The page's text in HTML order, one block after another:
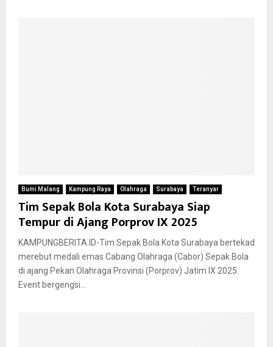
Bumi Malang Kampung Raya Olahraga Surabaya Teranyar
Tim Sepak Bola Kota Surabaya Siap
Tempur di Ajang Porprov IX 2025
KAMPUNGBERITA.ID-Tim Sepak Bola Kota Surabaya bertekad
merebut medali emas Cabang Olahraga (Cabor) Sepak Bola
di ajang Pekan Olahraga Provinsi (Porprov) Jatim IX 2025.
Event bergengsi...